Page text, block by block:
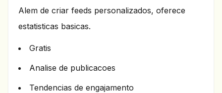
Alem de criar feeds personalizados, oferece
estatisticas basicas.
Gratis
Analise de publicacoes
Tendencias de engajamento